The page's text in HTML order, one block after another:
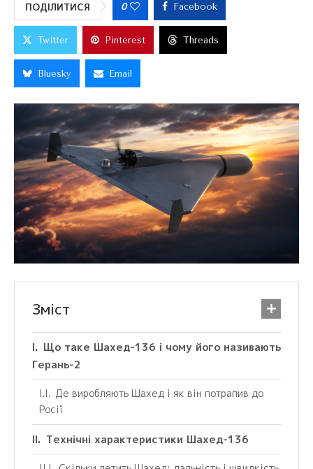
ПОДІЛИТИСЯ 0 Facebook
Twitter Pinterest Threads
Bluesky Email
Зміст
Що таке Шахед-136 і чому його називають
Герань-2
Де виробляють Шахед і як він потрапив до
Росії
Технічні характеристики Шахед-136